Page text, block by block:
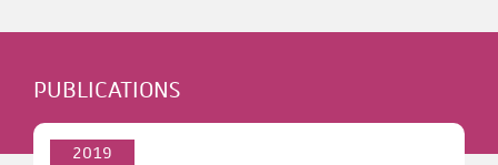
PUBLICATIONS
2019